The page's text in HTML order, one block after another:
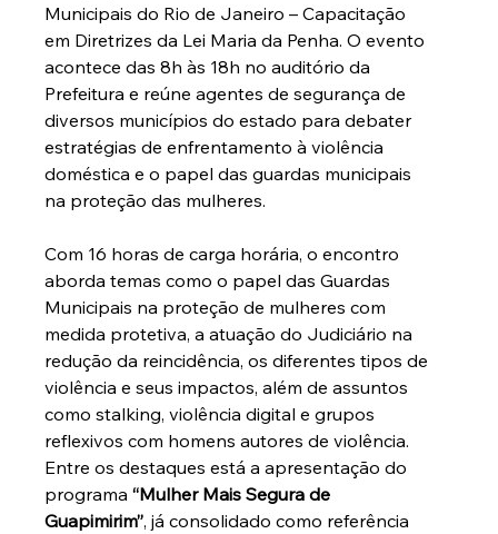
Municipais do Rio de Janeiro – Capacitação
em Diretrizes da Lei Maria da Penha. O evento
acontece das 8h às 18h no auditório da
Prefeitura e reúne agentes de segurança de
diversos municípios do estado para debater
estratégias de enfrentamento à violência
doméstica e o papel das guardas municipais
na proteção das mulheres.
Com 16 horas de carga horária, o encontro
aborda temas como o papel das Guardas
Municipais na proteção de mulheres com
medida protetiva, a atuação do Judiciário na
redução da reincidência, os diferentes tipos de
violência e seus impactos, além de assuntos
como stalking, violência digital e grupos
reflexivos com homens autores de violência.
Entre os destaques está a apresentação do
programa “Mulher Mais Segura de
Guapimirim”, já consolidado como referência